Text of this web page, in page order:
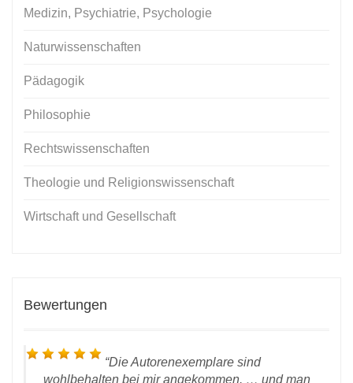
Medizin, Psychiatrie, Psychologie
Naturwissenschaften
Pädagogik
Philosophie
Rechtswissenschaften
Theologie und Religionswissenschaft
Wirtschaft und Gesellschaft
Bewertungen
Die Autorenexemplare sind
wohlbehalten bei mir angekommen. … und man